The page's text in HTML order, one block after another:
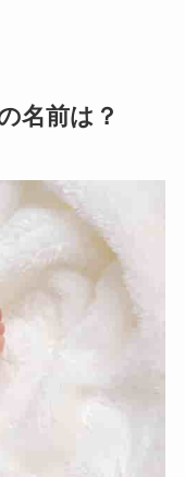
名前は？